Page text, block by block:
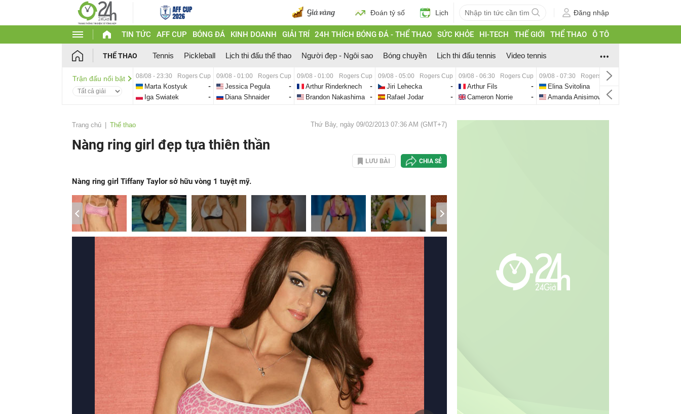
Đoán tỷ số Lịch Đăng nhập
TIN TỨC AFF CUP BÓNG ĐÁ KINH DOANH GIẢI TRÍ 24H THÍCH BÓNG ĐÁ - THỂ THAO SỨC KHỎE HI-TECH THẾ GIỚI THỂ THAO Ô TÔ
THỂ THAO Tennis Pickleball Lịch thi đấu thể thao Người đẹp - Ngôi sao Bóng chuyền Lịch thi đấu tennis Video tennis
Trận đấu nổi bật 08/08 - 23:30 Rogers Cup
Marta Kostyuk
-
Iga Swiatek
-
09/08 - 01:00 Rogers Cup
Jessica Pegula
-
Diana Shnaider
-
09/08 - 01:00 Rogers Cup
Arthur Rinderknech
-
Brandon Nakashima
-
09/08 - 05:00 Rogers Cup
Jiri Lehecka
-
Rafael Jodar
-
09/08 - 06:30 Rogers Cup
Arthur Fils
-
Cameron Norrie
-
09/08 - 07:30 Rogers Cup
Elina Svitolina
Amanda Anisimova
-
Trang chủ Thể thao Thứ Bảy, ngày 09/02/2013 07:36 AM (GMT+7)
Nàng ring girl đẹp tựa thiên thần
LƯU BÀI CHIA SẺ
Nàng ring girl Tiffany Taylor sở hữu vòng 1 tuyệt mỹ.